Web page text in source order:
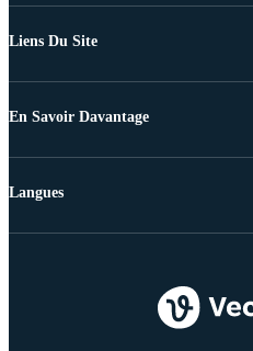
Liens Du Site
En Savoir Davantage
Langues